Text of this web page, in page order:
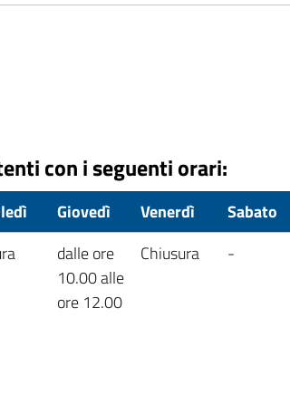
con i seguenti orari:
Giovedì Venerdì Sabato
dalle ore
10.00 alle
ore 12.00
Chiusura -